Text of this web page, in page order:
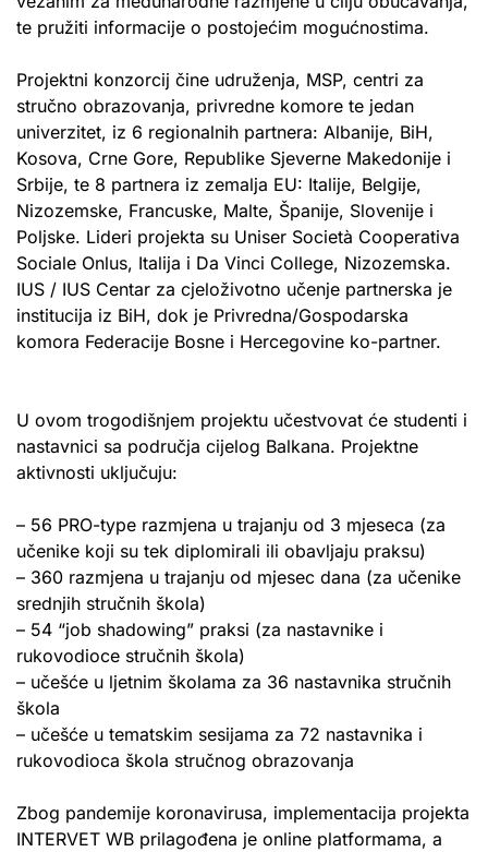
te pružiti informacije o postojećim mogućnostima.
Projektni konzorcij čine udruženja, MSP, centri za
stručno obrazovanja, privredne komore te jedan
univerzitet, iz 6 regionalnih partnera: Albanije, BiH,
Kosova, Crne Gore, Republike Sjeverne Makedonije i
Srbije, te 8 partnera iz zemalja EU: Italije, Belgije,
Nizozemske, Francuske, Malte, Španije, Slovenije i
Poljske. Lideri projekta su Uniser Società Cooperativa
Sociale Onlus, Italija i Da Vinci College, Nizozemska.
IUS / IUS Centar za cjeloživotno učenje partnerska je
institucija iz BiH, dok je Privredna/Gospodarska
komora Federacije Bosne i Hercegovine ko-partner.
U ovom trogodišnjem projektu učestvovat će studenti i
nastavnici sa područja cijelog Balkana. Projektne
aktivnosti uključuju:
– 56 PRO-type razmjena u trajanju od 3 mjeseca (za
učenike koji su tek diplomirali ili obavljaju praksu)
– 360 razmjena u trajanju od mjesec dana (za učenike
srednjih stručnih škola)
– 54 “job shadowing” praksi (za nastavnike i
rukovodioce stručnih škola)
– učešće u ljetnim školama za 36 nastavnika stručnih
škola
– učešće u tematskim sesijama za 72 nastavnika i
rukovodioca škola stručnog obrazovanja
Zbog pandemije koronavirusa, implementacija projekta
INTERVET WB prilagođena je online platformama, a